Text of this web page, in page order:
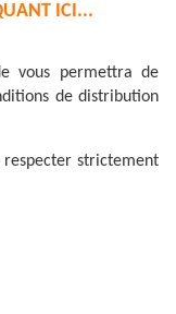
ICI...
vous permettra de
de distribution
respecter strictement